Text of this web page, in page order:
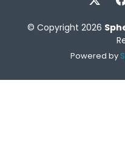
© Copyright 2026
Powered by